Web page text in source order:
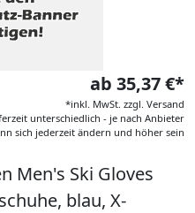
ab 35,37 €*
*inkl. MwSt. zzgl. Versand
unterschiedlich - je nach Anbieter
sich jederzeit ändern und höher sein
Men's Ski Gloves
blau, X-